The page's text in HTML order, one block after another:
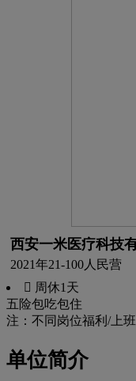
西安一米医疗科技
2021年21-100人 民营
 周休1天
五险包吃包住
注：不同岗位福利/上
单位简介